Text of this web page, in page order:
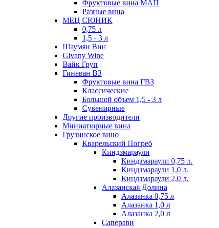
Фруктовые вина МАП
Разные вина
МЕЦ СЮНИК
0,75 л
1,5 - 3 л
Шаумян Вин
Givany Wine
Вайк Груп
Гиневан ВЗ
Фруктовые вина ГВЗ
Классические
Большой объем 1,5 - 3 л
Сувенирные
Другие производители
Миниатюрные вина
Грузинское вино
Кварельский Погреб
Киндзмараули
Киндзмараули 0,75 л.
Киндзмараули 1,0 л.
Киндзмараули 2,0 л.
Алазанская Долина
Алазанка 0,75 л
Алазанка 1,0 л
Алазанка 2,0 л
Саперави